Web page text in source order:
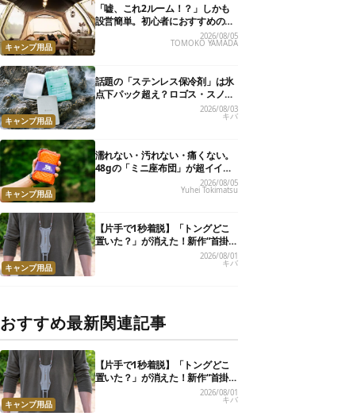
キャンプ用品
「嘘、これ2ルーム！？」しかも
設営簡単。初心者におすすめの最
新“おしゃれ広々テント”7選2026/08/05
TOMOKO YAMADA
キャンプ用品
話題の「ステンレス保冷剤」は氷
点下パック超え？ロゴス・スノー
ピーク・爆売れノーブランド品を
比べてみた
2026/08/03
キバ
キャンプ用品
濡れない・汚れない・痛くない。
48gの「ミニ座布団」が超イイ具
合
2026/08/05
Yuhei Tokimatsu
キャンプ用品
【片手で1秒着脱】「トングどこ
置いた？」が消えた！新作“首掛
けトング”、男心くすぐるギミッ
2026/08/01
キバ
おすすめ最新関連記事
キャンプ用品
【片手で1秒着脱】「トングどこ
置いた？」が消えた！新作“首掛
けトング”、男心くすぐるギミッ
2026/08/01
キバ